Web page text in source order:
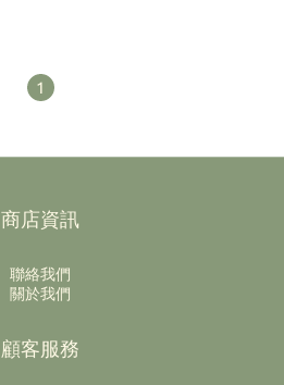
1
商店資訊
聯絡我們
關於我們
顧客服務